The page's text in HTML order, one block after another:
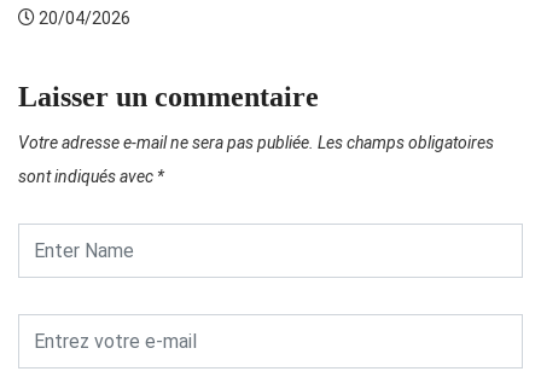
20/04/2026
Laisser un commentaire
Votre adresse e-mail ne sera pas publiée. Les champs obligatoires
sont indiqués avec *